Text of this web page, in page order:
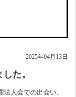
2025年04月13日
た。
人会での出会い、